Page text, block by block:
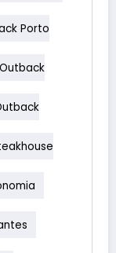
Porto
Outback